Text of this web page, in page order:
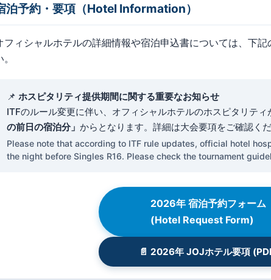
泊予約・要項（Hotel Information）
フィシャルホテルの詳細情報や宿泊申込書については、下
📌 ホスピタリティ提供期間に関する重要なお知らせ
ITFのルール変更に伴い、オフィシャルホテルのホスピタリティ
の前日の宿泊分」 からとなります。詳細は大会要項をご確認くだ
Please note that according to ITF rule updates, official hotel
the night before Singles R16. Please check the tournament
2026年 宿泊予約フォーム
(Hotel Request Form)
📄 2026年 JOJホテル要項